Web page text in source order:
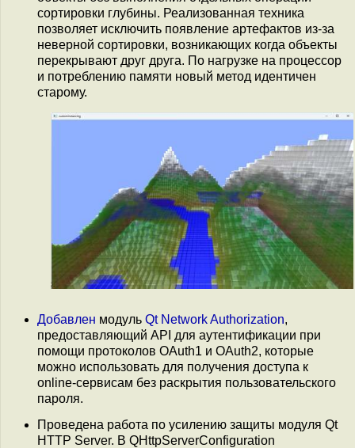
сортировки глубины. Реализованная техника
позволяет исключить появление артефактов из-за
неверной сортировки, возникающих когда объекты
перекрывают друг друга. По нагрузке на процессор
и потреблению памяти новый метод идентичен
старому.
Добавлен модуль Qt Network Authorization,
предоставляющий API для аутентификации при
помощи протоколов OAuth1 и OAuth2, которые
можно использовать для получения доступа к
online-сервисам без раскрытия пользовательского
пароля.
Проведена работа по усилению защиты модуля Qt
HTTP Server. В QHttpServerConfiguration